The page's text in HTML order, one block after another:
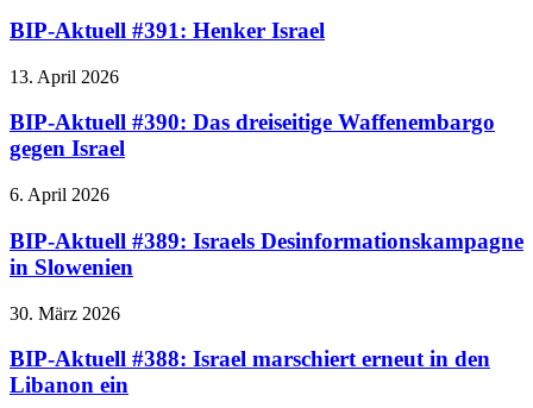
BIP-Aktuell #391: Henker Israel
13. April 2026
BIP-Aktuell #390: Das dreiseitige Waffenembargo
gegen Israel
6. April 2026
BIP-Aktuell #389: Israels Desinformationskampagne
in Slowenien
30. März 2026
BIP-Aktuell #388: Israel marschiert erneut in den
Libanon ein